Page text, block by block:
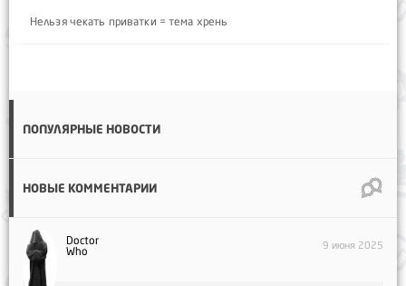
Нельзя чекать приватки = тема хрень
ПОПУЛЯРНЫЕ НОВОСТИ
НОВЫЕ КОММЕНТАРИИ
Doctor
Who
9 июня 2025